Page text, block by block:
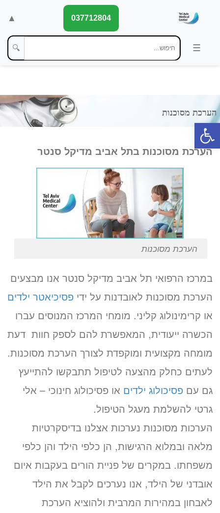
פתח סרגל נגישות
▲ 037712804
🔍
הערכת מסוכנות בתל אביב מדיקל סנטר
הערכת מסוכנות
במרכז הרפואי תל אביב מדיקל סנטר אנו מבצעים
הערכת מסוכנות לאובדנות על ידי פסיכיאטר ילדים
או קרימינולוג קליני. מומחי המרכז המנוסים עברו
הכשרה ייעודית, המאפשרת להם לספק חוות דעת
מומחה מקצועית ומוקפדת לצורך הערכת מסוכנות.
לעתים כחלק מהצעה לטיפול תתבקשו להתייעץ
גם עם פסיכולוג ילדים או פסיכולוג חינוכי – אלי
גרטי להשלמת מעגל הטיפול.
הערכות מסוכנות נערכות אצלנו בדיסקרטיות
מלאה ובמלוא הרגישות, הן כלפי הילד והן כלפי
משפחתו. במקרים של פניית הורים בעקבות איום
אובדני של הילד, אנו נערכים לקבל את הילד
לאבחון במהירות המרבית ולהוציא הערכת